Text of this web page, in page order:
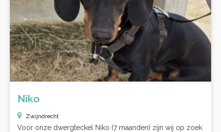
Niko
Zwijndrecht
Voor onze dwergteckel Niko (7 maanden) zijn wij op zoek